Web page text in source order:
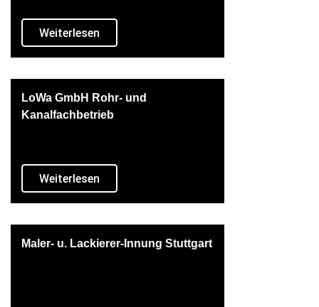
Weiterlesen
LoWa GmbH Rohr- und
Kanalfachbetrieb
Weiterlesen
Maler- u. Lackierer-Innung Stuttgart